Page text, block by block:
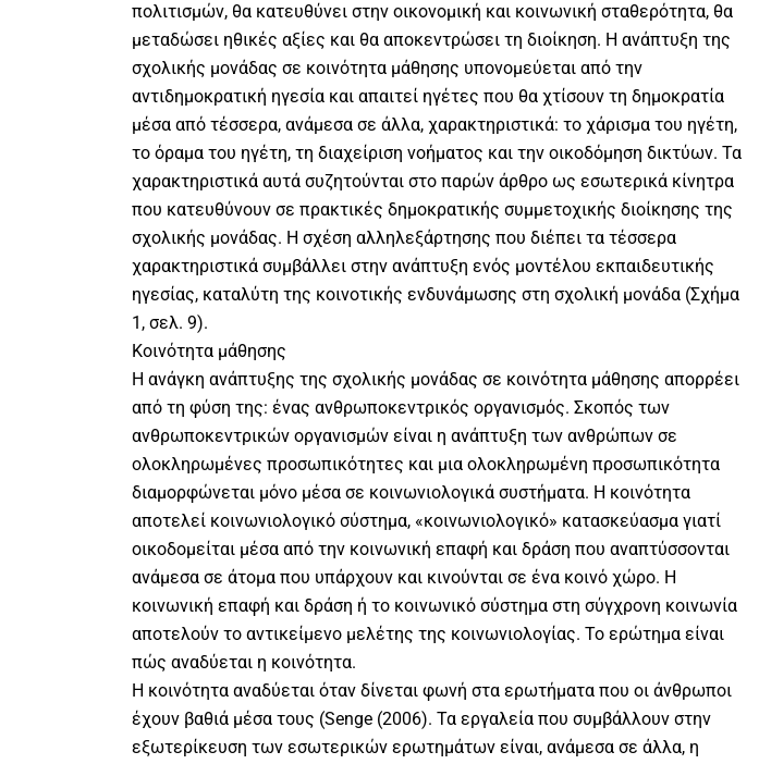
πολιτισμών, θα κατευθύνει στην οικονομική και κοινωνική σταθερότητα, θα
μεταδώσει ηθικές αξίες και θα αποκεντρώσει τη διοίκηση. Η ανάπτυξη της
σχολικής μονάδας σε κοινότητα μάθησης υπονομεύεται από την
αντιδημοκρατική ηγεσία και απαιτεί ηγέτες που θα χτίσουν τη δημοκρατία
μέσα από τέσσερα, ανάμεσα σε άλλα, χαρακτηριστικά: το χάρισμα του ηγέτη,
το όραμα του ηγέτη, τη διαχείριση νοήματος και την οικοδόμηση δικτύων. Τα
χαρακτηριστικά αυτά συζητούνται στο παρών άρθρο ως εσωτερικά κίνητρα
που κατευθύνουν σε πρακτικές δημοκρατικής συμμετοχικής διοίκησης της
σχολικής μονάδας. Η σχέση αλληλεξάρτησης που διέπει τα τέσσερα
χαρακτηριστικά συμβάλλει στην ανάπτυξη ενός μοντέλου εκπαιδευτικής
ηγεσίας, καταλύτη της κοινοτικής ενδυνάμωσης στη σχολική μονάδα (Σχήμα
1, σελ. 9).
Κοινότητα μάθησης
Η ανάγκη ανάπτυξης της σχολικής μονάδας σε κοινότητα μάθησης απορρέει
από τη φύση της: ένας ανθρωποκεντρικός οργανισμός. Σκοπός των
ανθρωποκεντρικών οργανισμών είναι η ανάπτυξη των ανθρώπων σε
ολοκληρωμένες προσωπικότητες και μια ολοκληρωμένη προσωπικότητα
διαμορφώνεται μόνο μέσα σε κοινωνιολογικά συστήματα. Η κοινότητα
αποτελεί κοινωνιολογικό σύστημα, «κοινωνιολογικό» κατασκεύασμα γιατί
οικοδομείται μέσα από την κοινωνική επαφή και δράση που αναπτύσσονται
ανάμεσα σε άτομα που υπάρχουν και κινούνται σε ένα κοινό χώρο. Η
κοινωνική επαφή και δράση ή το κοινωνικό σύστημα στη σύγχρονη κοινωνία
αποτελούν το αντικείμενο μελέτης της κοινωνιολογίας. Το ερώτημα είναι
πώς αναδύεται η κοινότητα.
Η κοινότητα αναδύεται όταν δίνεται φωνή στα ερωτήματα που οι άνθρωποι
έχουν βαθιά μέσα τους (Senge (2006). Τα εργαλεία που συμβάλλουν στην
εξωτερίκευση των εσωτερικών ερωτημάτων είναι, ανάμεσα σε άλλα, η